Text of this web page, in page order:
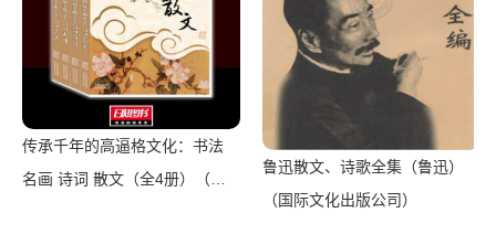
传承千年的高逼格文化：书法
名画 诗词 散文（全4册）（图
鲁迅散文、诗歌全集（鲁迅）
（国际文化出版公司）